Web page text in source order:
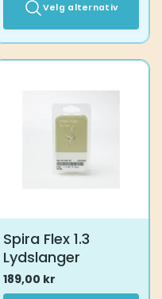
Velg alternativ
Alternativene
Spira Flex 1.3
Lydslanger
189,00 kr